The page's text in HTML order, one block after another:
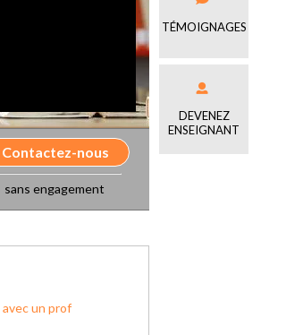
TÉMOIGNAGES
DEVENEZ
ENSEIGNANT
Contactez-nous
sans engagement
avec un prof